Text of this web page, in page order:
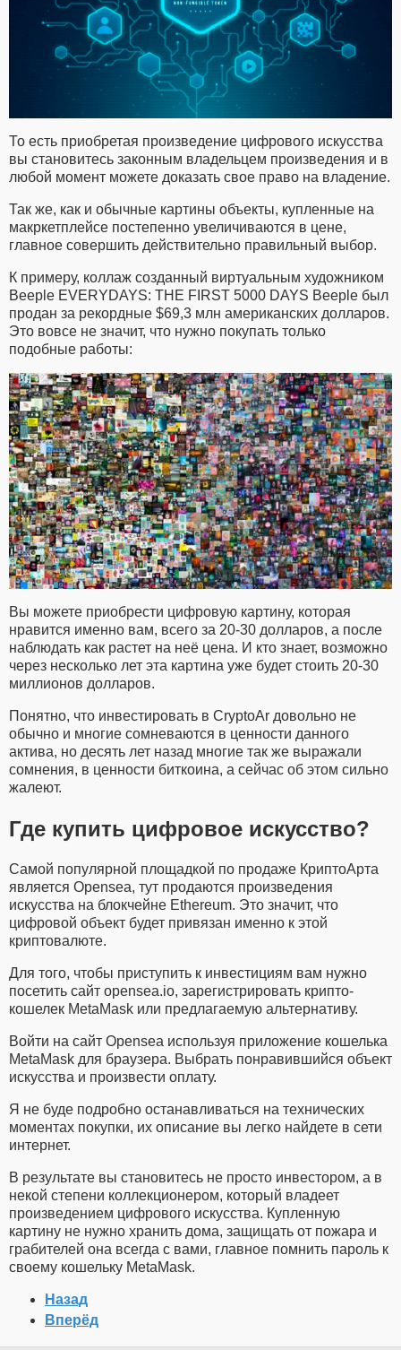
То есть приобретая произведение цифрового искусства
вы становитесь законным владельцем произведения и в
любой момент можете доказать свое право на владение.
Так же, как и обычные картины объекты, купленные на
макркетплейсе постепенно увеличиваются в цене,
главное совершить действительно правильный выбор.
К примеру, коллаж созданный виртуальным художником
Beeple EVERYDAYS: THE FIRST 5000 DAYS Beeple был
продан за рекордные $69,3 млн американских долларов.
Это вовсе не значит, что нужно покупать только
подобные работы:
Вы можете приобрести цифровую картину, которая
нравится именно вам, всего за 20-30 долларов, а после
наблюдать как растет на неё цена. И кто знает, возможно
через несколько лет эта картина уже будет стоить 20-30
миллионов долларов.
Понятно, что инвестировать в CryptoAr довольно не
обычно и многие сомневаются в ценности данного
актива, но десять лет назад многие так же выражали
сомнения, в ценности биткоина, а сейчас об этом сильно
жалеют.
Где купить цифровое искусство?
Самой популярной площадкой по продаже КриптоАрта
является Opensea, тут продаются произведения
искусства на блокчейне Ethereum. Это значит, что
цифровой объект будет привязан именно к этой
криптовалюте.
Для того, чтобы приступить к инвестициям вам нужно
посетить сайт opensea.io, зарегистрировать крипто-
кошелек MetaMask или предлагаемую альтернативу.
Войти на сайт Opensea используя приложение кошелька
MetaMask для браузера. Выбрать понравившийся объект
искусства и произвести оплату.
Я не буде подробно останавливаться на технических
моментах покупки, их описание вы легко найдете в сети
интернет.
В результате вы становитесь не просто инвестором, а в
некой степени коллекционером, который владеет
произведением цифрового искусства. Купленную
картину не нужно хранить дома, защищать от пожара и
грабителей она всегда с вами, главное помнить пароль к
своему кошельку MetaMask.
Назад
Вперёд